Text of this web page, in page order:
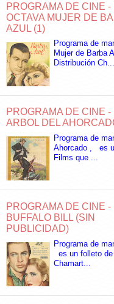
PROGRAMA DE CINE -
OCTAVA MUJER DE
AZUL (1)
Programa de
Mujer de Barba
Distribución Ch...
PROGRAMA DE CINE -
ARBOL DEL
Programa de
Ahorcado , es
Films que ...
PROGRAMA DE CINE -
BUFFALO BILL (SIN
PUBLICIDAD)
Programa de
es un folleto
Chamart...